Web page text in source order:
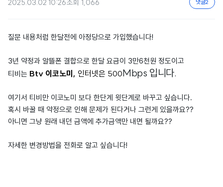
2025.03.02 10:26조회 1,066 댓글2
질문 내용처럼 한달전에 아정당으로 가입했습니다!
3년 약정과 알뜰폰 결합으로 한달 요금이 3만6천원 정도이고
티비는 Btv 이코노미, 인터넷은 500Mbps 입니다.
여기서 티비만 이코노미 보다 한단계 윗단계로 바꾸고 싶습니다.
혹시 바꿀 때 약정으로 인해 문제가 된다거나 그런게 있을까요??
아니면 그냥 원래 내던 금액에 추가금액만 내면 될까요??
자세한 변경방법을 전화로 알고 싶습니다!